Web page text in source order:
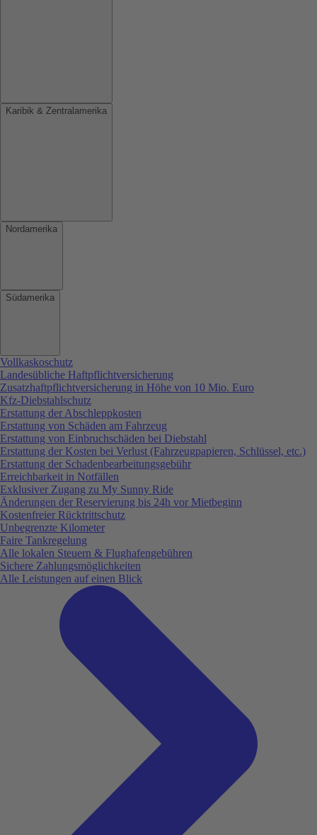
Karibik & Zentralamerika
Nordamerika
Südamerika
Vollkaskoschutz
Landesübliche Haftpflichtversicherung
Zusatzhaftpflichtversicherung in Höhe von 10 Mio. Euro
Kfz-Diebstahlschutz
Erstattung der Abschleppkosten
Erstattung von Schäden am Fahrzeug
Erstattung von Einbruchschäden bei Diebstahl
Erstattung der Kosten bei Verlust (Fahrzeugpapieren, Schlüssel, etc.)
Erstattung der Schadenbearbeitungsgebühr
Erreichbarkeit in Notfällen
Exklusiver Zugang zu My Sunny Ride
Änderungen der Reservierung bis 24h vor Mietbeginn
Kostenfreier Rücktrittschutz
Unbegrenzte Kilometer
Faire Tankregelung
Alle lokalen Steuern & Flughafengebühren
Sichere Zahlungsmöglichkeiten
Alle Leistungen auf einen Blick